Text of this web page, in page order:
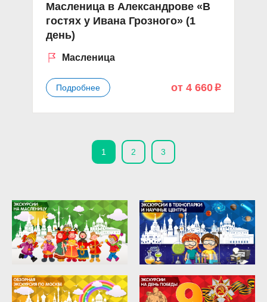
Масленица в Александрове «В
гостях у Ивана Грозного» (1
день)
Масленица
Подробнее от 4 660 p
1 2 3